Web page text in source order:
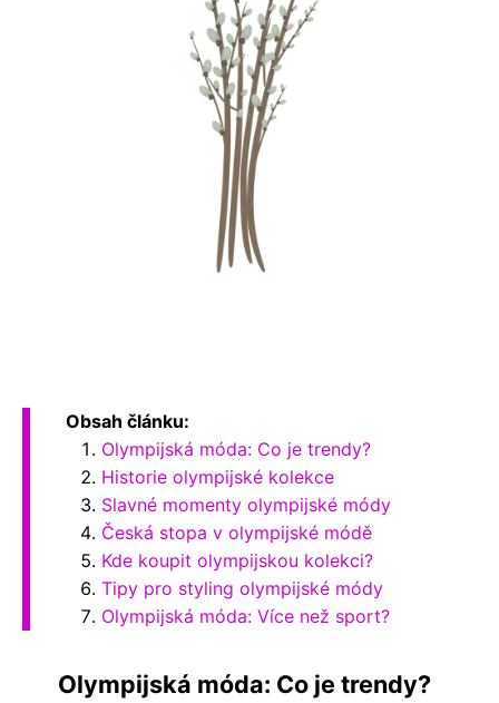
Obsah článku:
Olympijská móda: Co je trendy?
Historie olympijské kolekce
Slavné momenty olympijské módy
Česká stopa v olympijské módě
Kde koupit olympijskou kolekci?
Tipy pro styling olympijské módy
Olympijská móda: Více než sport?
Olympijská móda: Co je trendy?